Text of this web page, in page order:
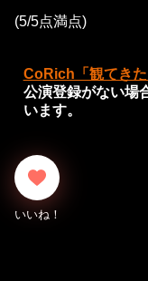
(5/5点満点)
CoRich「観てきた
公演登録がない場
います。